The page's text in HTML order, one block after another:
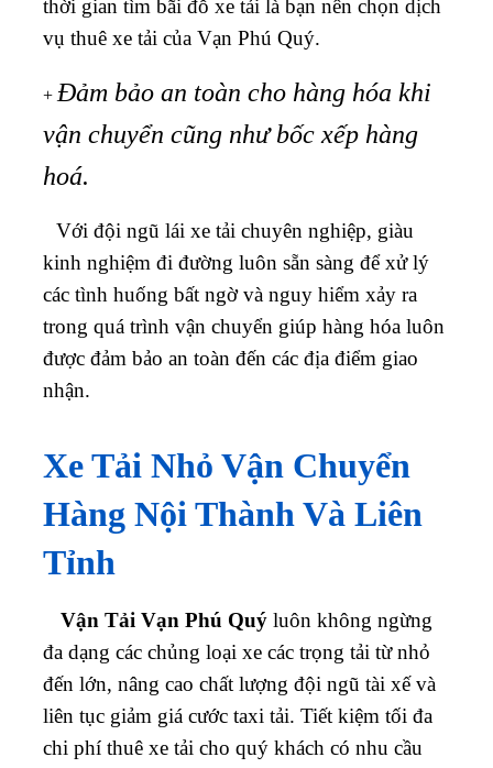
thời gian tìm bãi đỗ xe tải là bạn nên chọn dịch
vụ thuê xe tải của Vạn Phú Quý.
+ Đảm bảo an toàn cho hàng hóa khi
vận chuyển cũng như bốc xếp hàng
hoá.
Với đội ngũ lái xe tải chuyên nghiệp, giàu
kinh nghiệm đi đường luôn sẵn sàng để xử lý
các tình huống bất ngờ và nguy hiểm xảy ra
trong quá trình vận chuyển giúp hàng hóa luôn
được đảm bảo an toàn đến các địa điểm giao
nhận.
Xe Tải Nhỏ Vận Chuyển
Hàng Nội Thành Và Liên
Tỉnh
Vận Tải Vạn Phú Quý luôn không ngừng
đa dạng các chủng loại xe các trọng tải từ nhỏ
đến lớn, nâng cao chất lượng đội ngũ tài xế và
liên tục giảm giá cước taxi tải. Tiết kiệm tối đa
chi phí thuê xe tải cho quý khách có nhu cầu